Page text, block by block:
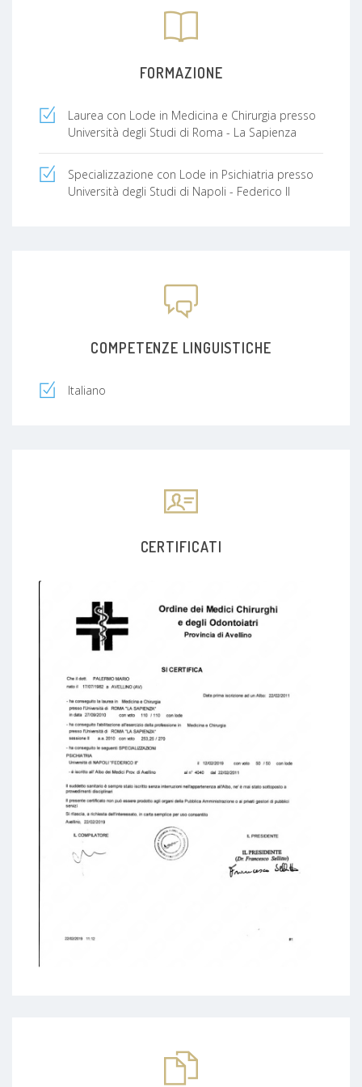
Istituti Penitenziari di Salerno - Eboli - Vallo della
problematiche di "dipendenza patologica".
FORMAZIONE
Laurea con Lode in Medicina e Chirurgia presso
Università degli Studi di Roma - La Sapienza
Specializzazione con Lode in Psichiatria presso
Università degli Studi di Napoli - Federico II
COMPETENZE LINGUISTICHE
Italiano
CERTIFICATI